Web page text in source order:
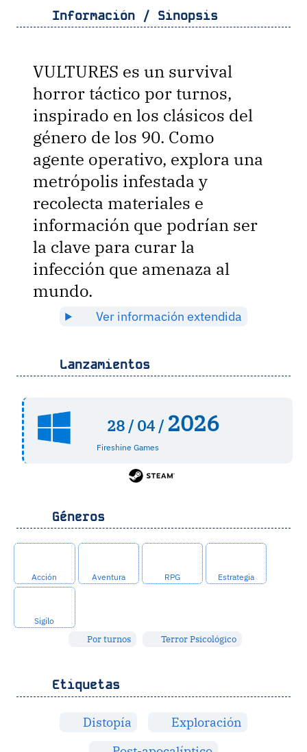
Información / Sinopsis
VULTURES es un survival
horror táctico por turnos,
inspirado en los clásicos del
género de los 90. Como
agente operativo, explora una
metrópolis infestada y
recolecta materiales e
información que podrían ser
la clave para curar la
infección que amenaza al
mundo.
Ver información extendida
Lanzamientos
28 / 04 / 2026
Fireshine Games
Géneros
Acción Aventura RPG Estrategia
Sigilo
Por turnos Terror Psicológico
Etiquetas
Distopía
Exploración